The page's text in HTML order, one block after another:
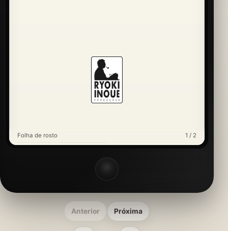
Folha de rosto 1 / 2
Anterior Próxima